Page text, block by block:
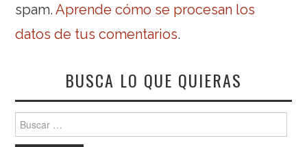
spam.Aprende cómo se procesan los
datos de tus comentarios.
BUSCA LO QUE QUIERAS
Buscar: